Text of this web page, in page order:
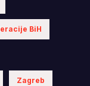
BiH
Zagreb